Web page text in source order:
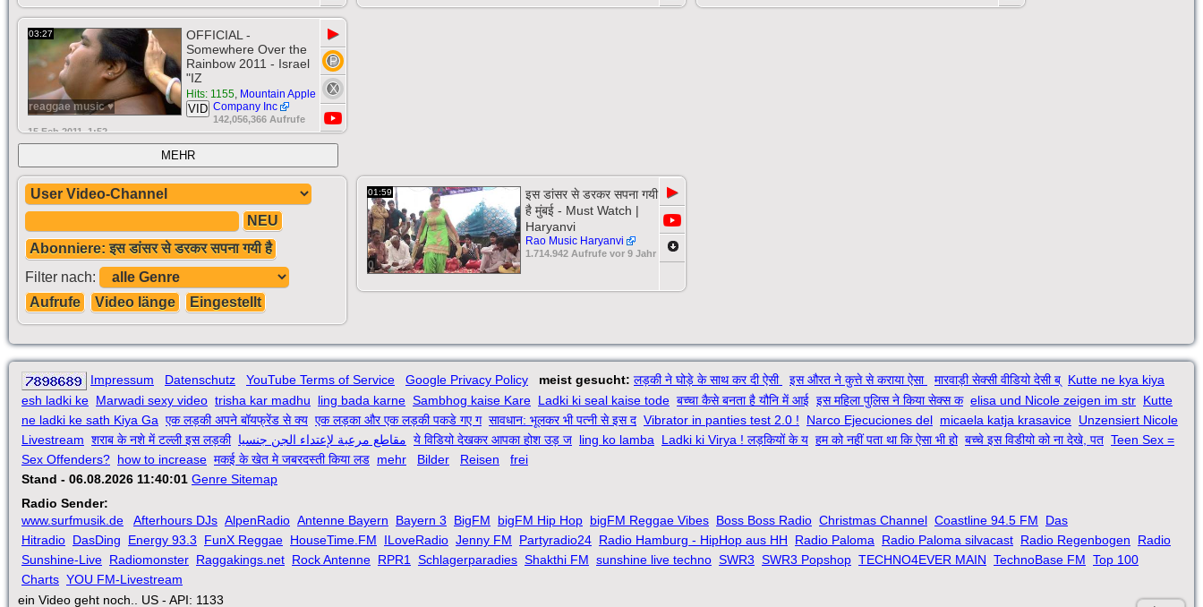
03:27
reaggae music ♥
OFFICIAL -
Somewhere Over the
Rainbow 2011 - Israel
"IZ
Hits: 1155, Mountain Apple
Company Inc
VID
142,056,366 Aufrufe
15 Feb 2011, 1:52
▶
MEHR
NEU
Abonniere: इस डांसर से डरकर सपना गयी है
Filter nach:
Aufrufe
Video länge Eingestellt
01:59
0
इस डांसर से डरकर सपना गयी
है मुंबई - Must Watch |
Haryanvi
Rao Music Haryanvi
1.714.942 Aufrufe vor 9 Jahr
▶
Impressum Datenschutz YouTube Terms of Service Google Privacy Policy meist gesucht: लड़की ने घोड़े के साथ कर दी ऐसी इस औरत ने कुत्ते से कराया ऐसा मारवाड़ी सेक्सी वीडियो देसी ब् Kutte ne kya kiya
esh ladki ke Marwadi sexy video trisha kar madhu ling bada karne Sambhog kaise Kare Ladki ki seal kaise tode बच्चा कैसे बनता है यौनि में आई इस महिला पुलिस ने किया सेक्स क elisa und Nicole zeigen im str Kutte
ne ladki ke sath Kiya Ga एक लड़की अपने बॉयफ्रेंड से क्य एक लड़का और एक लड़की पकडे गए ग सावधान: भूलकर भी पत्नी से इस द Vibrator in panties test 2.0 ! Narco Ejecuciones del micaela katja krasavice Unzensiert Nicole
Livestream शराब के नशे में टल्ली इस लड़की مقاطع مرعبة لإعتداء الجن جنسيا ये विडियो देखकर आपका होश उड़ ज ling ko lamba Ladki ki Virya ! लड़कियों के य हम को नहीं पता था कि ऐसा भी हो बच्चे इस विडीयो को ना देखे, पत Teen Sex =
Sex Offenders? how to increase मकई के खेत मे जबरदस्ती किया लड mehr Bilder Reisen
frei
Stand - 06.08.2026 11:40:01 Genre Sitemap
Radio Sender:
www.surfmusik.de
Afterhours DJs AlpenRadio Antenne Bayern Bayern 3 BigFM bigFM Hip Hop bigFM Reggae Vibes Boss Boss Radio Christmas Channel Coastline 94.5 FM
Das
Hitradio DasDing Energy 93.3 FunX Reggae HouseTime.FM ILoveRadio Jenny FM Partyradio24 Radio Hamburg - HipHop aus HH Radio Paloma Radio Paloma silvacast Radio Regenbogen
Radio
Sunshine-Live Radiomonster Raggakings.net Rock Antenne RPR1 Schlagerparadies Shakthi FM sunshine live techno SWR3 SWR3 Popshop TECHNO4EVER MAIN TechnoBase FM Top 100
Charts YOU FM-Livestream
ein Video geht noch.. US - API: 1133